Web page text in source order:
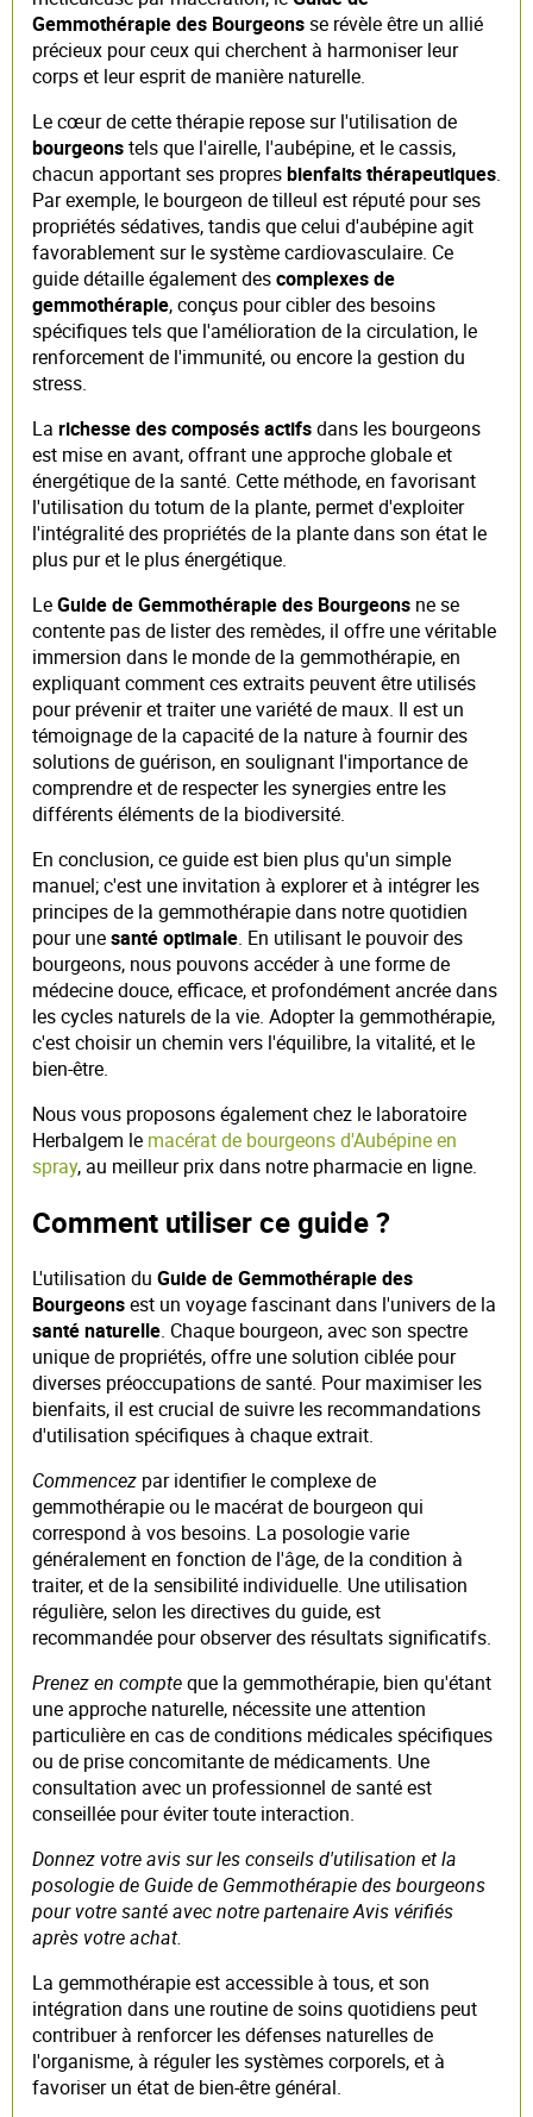
Gemmothérapie des Bourgeonsse révèle être un allié
précieux pour ceux qui cherchent à harmoniser leur
corps et leur esprit de manière naturelle.
Le cœur de cette thérapie repose sur l'utilisation de
bourgeonstels que l'airelle, l'aubépine, et le cassis,
chacun apportant ses propresbienfaits thérapeutiques.
Par exemple, le bourgeon de tilleul est réputé pour ses
propriétés sédatives, tandis que celui d'aubépine agit
favorablement sur le système cardiovasculaire. Ce
guide détaille également descomplexes de
gemmothérapie, conçus pour cibler des besoins
spécifiques tels que l'amélioration de la circulation, le
renforcement de l'immunité, ou encore la gestion du
stress.
La richesse des composés actifsdans les bourgeons
est mise en avant, offrant une approche globale et
énergétique de la santé. Cette méthode, en favorisant
l'utilisation du totum de la plante, permet d'exploiter
l'intégralité des propriétés de la plante dans son état le
plus pur et le plus énergétique.
LeGuide de Gemmothérapie des Bourgeons ne se
contente pas de lister des remèdes, il offre une véritable
immersion dans le monde de la gemmothérapie, en
expliquant comment ces extraits peuvent être utilisés
pour prévenir et traiter une variété de maux. Il est un
témoignage de la capacité de la nature à fournir des
solutions de guérison, en soulignant l'importance de
comprendre et de respecter les synergies entre les
différents éléments de la biodiversité.
En conclusion, ce guide est bien plus qu'un simple
manuel; c'est une invitation à explorer et à intégrer les
principes de la gemmothérapie dans notre quotidien
pour unesanté optimale. En utilisant le pouvoir des
bourgeons, nous pouvons accéder à une forme de
médecine douce, efficace, et profondément ancrée dans
les cycles naturels de la vie. Adopter la gemmothérapie,
c'est choisir un chemin vers l'équilibre, la vitalité, et le
bien-être.
Nous vous proposons également chez le laboratoire
Herbalgem le macérat de bourgeons d'Aubépine en
spray, au meilleur prix dans notre pharmacie en ligne.
Comment utiliser ce guide ?
L'utilisation du Guide de Gemmothérapie des
Bourgeonsest un voyage fascinant dans l'univers de la
santé naturelle. Chaque bourgeon, avec son spectre
unique de propriétés, offre une solution ciblée pour
diverses préoccupations de santé. Pour maximiser les
bienfaits, il est crucial de suivre les recommandations
d'utilisation spécifiques à chaque extrait.
Commencez par identifier le complexe de
gemmothérapie ou le macérat de bourgeon qui
correspond à vos besoins. La posologie varie
généralement en fonction de l'âge, de la condition à
traiter, et de la sensibilité individuelle. Une utilisation
régulière, selon les directives du guide, est
recommandée pour observer des résultats significatifs.
Prenez en compteque la gemmothérapie, bien qu'étant
une approche naturelle, nécessite une attention
particulière en cas de conditions médicales spécifiques
ou de prise concomitante de médicaments. Une
consultation avec un professionnel de santé est
conseillée pour éviter toute interaction.
Donnez votre avis sur les conseils d'utilisation et la
posologie de Guide de Gemmothérapie des bourgeons
pour votre santé avec notre partenaire Avis vérifiés
après votre achat.
La gemmothérapie est accessible à tous, et son
intégration dans une routine de soins quotidiens peut
contribuer à renforcer les défenses naturelles de
l'organisme, à réguler les systèmes corporels, et à
favoriser un état de bien-être général.